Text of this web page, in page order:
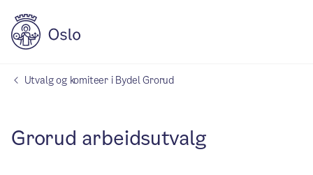
Utvalg og komiteer i Bydel Grorud
Grorud arbeidsutvalg